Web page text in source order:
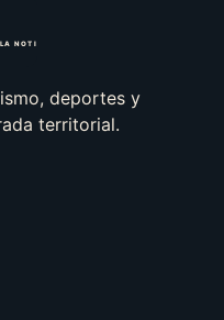
deportes y
territorial.